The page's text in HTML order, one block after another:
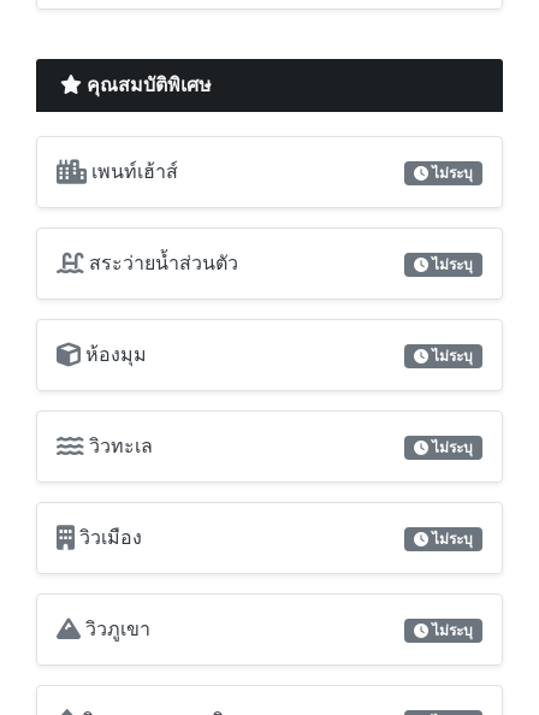
คุณสมบัติพิเศษ
เพนท์เฮ้าส์ ไม่ระบุ
สระว่ายน้ำส่วนตัว ไม่ระบุ
ห้องมุม ไม่ระบุ
วิวทะเล ไม่ระบุ
วิวเมือง ไม่ระบุ
วิวภูเขา ไม่ระบุ